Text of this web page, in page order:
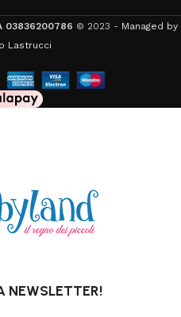
03836200786 © 2023 - Managed by
Lastrucci
NEWSLETTER!